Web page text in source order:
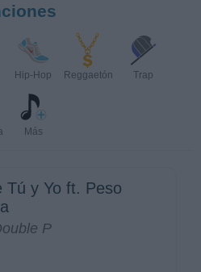
Hip-Hop Reggaetón Trap
Más
Tú y Yo ft. Peso
P